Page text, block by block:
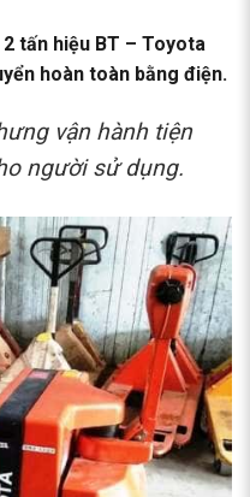
tấn hiệu BT – Toyota
hoàn toàn bằng điện.
vận hành tiện
người sử dụng.